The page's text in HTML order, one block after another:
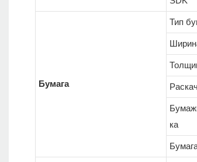
Бумага
Тип
ка